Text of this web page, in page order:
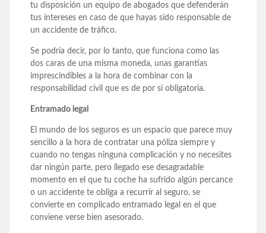
tu disposición un equipo de abogados que defenderán
tus intereses en caso de que hayas sido responsable de
un accidente de tráfico.
Se podría decir, por lo tanto, que funciona como las
dos caras de una misma moneda, unas garantías
imprescindibles a la hora de combinar con la
responsabilidad civil que es de por si obligatoria.
Entramado legal
El mundo de los seguros es un espacio que parece muy
sencillo a la hora de contratar una póliza siempre y
cuando no tengas ninguna complicación y no necesites
dar ningún parte, pero llegado ese desagradable
momento en el que tu coche ha sufrido algún percance
o un accidente te obliga a recurrir al seguro, se
convierte en complicado entramado legal en el que
conviene verse bien asesorado.